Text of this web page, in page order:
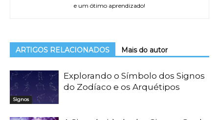
e um ótimo aprendizado!
ARTIGOS RELACIONADOS Mais do autor
Signos
Explorando o Símbolo dos Signos
do Zodíaco e os Arquétipos